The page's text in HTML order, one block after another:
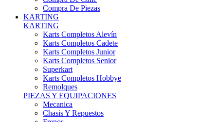
KARTING
KARTING
Karts Completos Alevín
Karts Completos Cadete
Karts Completos Junior
Karts Completos Senior
Superkart
Karts Completos Hobbye
Remolques
PIEZAS Y EQUIPACIONES
Mecanica
Chasis Y Repuestos
Frenos
Llantas